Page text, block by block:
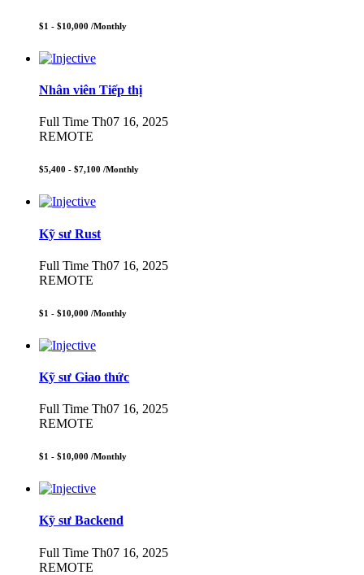
$1 - $10,000 /Monthly
Nhân viên Tiếp thị
Full Time Th07 16, 2025
REMOTE
$5,400 - $7,100 /Monthly
Kỹ sư Rust
Full Time Th07 16, 2025
REMOTE
$1 - $10,000 /Monthly
Kỹ sư Giao thức
Full Time Th07 16, 2025
REMOTE
$1 - $10,000 /Monthly
Kỹ sư Backend
Full Time Th07 16, 2025
REMOTE